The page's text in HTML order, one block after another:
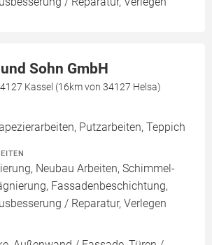
Sohn GmbH
Kassel (16km von 34127 Helsa)
Putzarbeiten, Teppich
Neubau Arbeiten, Schimmel-
Fassadenbeschichtung,
/ Reparatur, Verlegen